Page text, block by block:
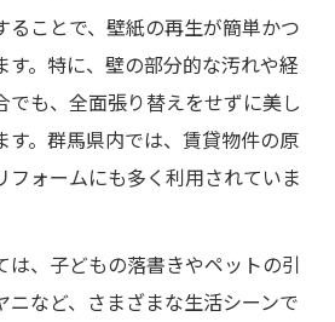
ることで、壁紙の再生が簡単かつ
す。特に、壁の部分的な汚れや経
でも、全面張り替えをせずに美し
す。群馬県内では、賃貸物件の原
フォームにも多く利用されていま
は、子どもの落書きやペットの引
ニなど、さまざまな生活シーンで